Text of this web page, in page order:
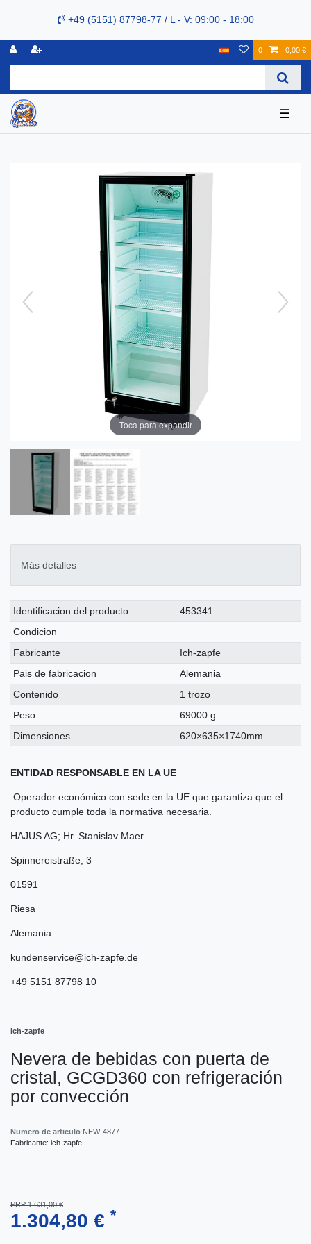
+49 (5151) 87798-77 / L - V: 09:00 - 18:00
0 0,00 €
☰
Toca para expandir
Más detalles
Ceres::Template.singleItemTechnicalDataAttribute
Ceres::Template.singleItemTechnicalDataValue
Identificacion del producto
453341
Condicion
Fabricante
Ich-zapfe
Pais de fabricacion
Alemania
Contenido
1 trozo
Peso
69000 g
Dimensiones
620×635×1740mm
ENTIDAD RESPONSABLE EN LA UE
Operador económico con sede en la UE que garantiza que el
producto cumple toda la normativa necesaria.
HAJUS AG; Hr. Stanislav Maer
Spinnereistraße 3
01591
Riesa
Alemania
kundenservice@ich-zapfe.de
+49 5151 87798 10
Ich-zapfe
Nevera de bebidas con puerta de
cristal, GCGD360 con refrigeración
por convección
Numero de articulo NEW-4877
Fabricante: ich-zapfe
PRP 1.631,00 €
1.304,80 € *